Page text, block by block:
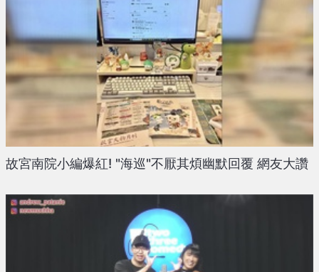
故宮南院小編爆紅! "海巡"不厭其煩幽默回覆 網友大讚